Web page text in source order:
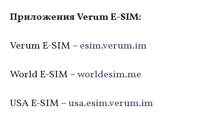
Приложения Verum E-SIM:
Verum E-SIM – esim.verum.im
World E-SIM –worldesim.me
USA E-SIM –usa.esim.verum.im